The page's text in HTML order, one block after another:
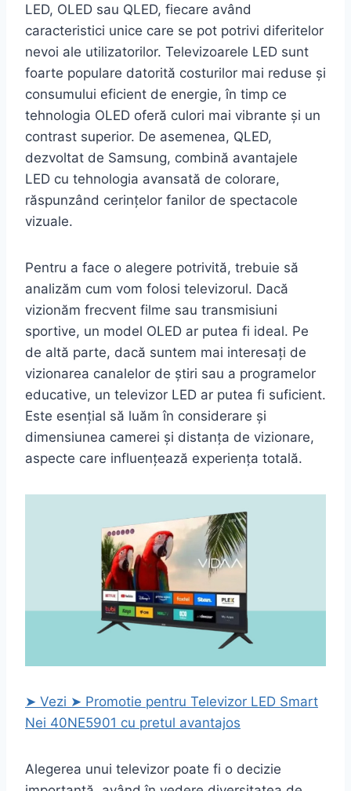
LED, OLED sau QLED, fiecare având
caracteristici unice care se pot potrivi diferitelor
nevoi ale utilizatorilor. Televizoarele LED sunt
foarte populare datorită costurilor mai reduse și
consumului eficient de energie, în timp ce
tehnologia OLED oferă culori mai vibrante și un
contrast superior. De asemenea, QLED,
dezvoltat de Samsung, combină avantajele
LED cu tehnologia avansată de colorare,
răspunzând cerințelor fanilor de spectacole
vizuale.
Pentru a face o alegere potrivită, trebuie să
analizăm cum vom folosi televizorul. Dacă
vizionăm frecvent filme sau transmisiuni
sportive, un model OLED ar putea fi ideal. Pe
de altă parte, dacă suntem mai interesați de
vizionarea canalelor de știri sau a programelor
educative, un televizor LED ar putea fi suficient.
Este esențial să luăm în considerare și
dimensiunea camerei și distanța de vizionare,
aspecte care influențează experiența totală.
➤ Vezi ➤ Promotie pentru Televizor LED Smart
Nei 40NE5901 cu pretul avantajos
Alegerea unui televizor poate fi o decizie